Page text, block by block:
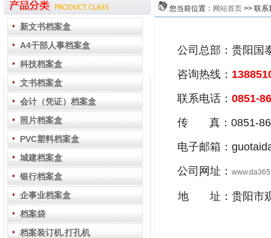
新文书档案盒
A4干部人事档案盒
科技档案盒
文书档案盒
会计（凭证）档案盒
照片档案盒
PVC塑料档案盒
城建档案盒
银行档案盒
企事业档案盒
档案袋
档案装订机.打孔机
您当前位置： 网站首页 >> 联系
公司总部：贵阳国
咨询热线：
联系电话： 0851-
传 真：0851-
电子邮箱：
公司网址：
地 址：贵阳市观